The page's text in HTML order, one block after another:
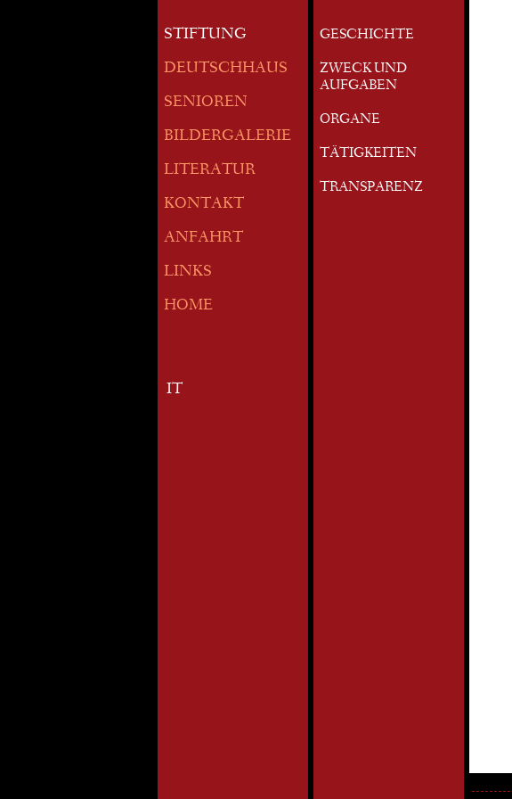
STIFTUNG
DEUTSCHHAUS
SENIOREN
BILDERGALERIE
LITERATUR
KONTAKT
ANFAHRT
LINKS
HOME
IT
GESCHICHTE
ZWECK UND
AUFGABEN
ORGANE
TÄTIGKEITEN
TRANSPARENZ